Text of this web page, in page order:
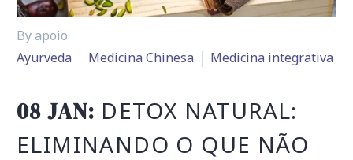
By apoio
Ayurveda
Medicina Chinesa Medicina integrativa
08 JAN: DETOX NATURAL:
ELIMINANDO O QUE NÃO